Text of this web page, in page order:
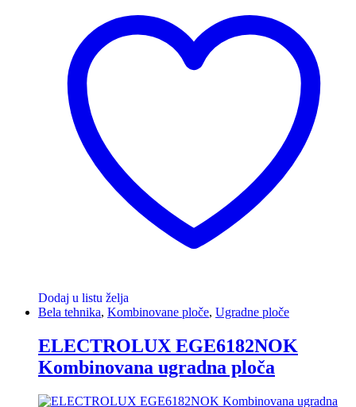
Dodaj u listu želja
Bela tehnika, Kombinovane ploče, Ugradne ploče
ELECTROLUX EGE6182NOK
Kombinovana ugradna ploča